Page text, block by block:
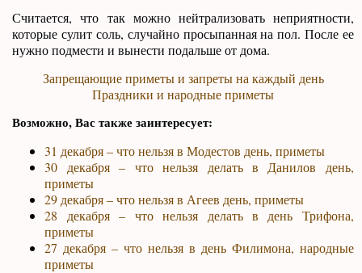
Считается, что так можно нейтрализовать неприятности,
которые сулит соль, случайно просыпанная на пол. После ее
нужно подмести и вынести подальше от дома.
Запрещающие приметы и запреты на каждый день
Праздники и народные приметы
Возможно, Вас также заинтересует:
31 декабря – что нельзя в Модестов день, приметы
30 декабря – что нельзя делать в Данилов день,
приметы
29 декабря – что нельзя в Агеев день, приметы
28 декабря – что нельзя делать в день Трифона,
приметы
27 декабря – что нельзя в день Филимона, народные
приметы